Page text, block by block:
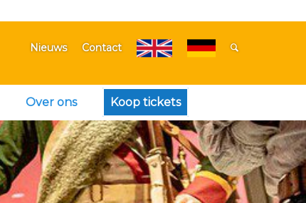
Nieuws Contact
Over ons Koop tickets